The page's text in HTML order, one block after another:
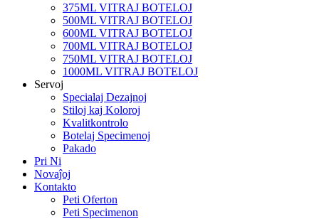
375ML VITRAJ BOTELOJ
500ML VITRAJ BOTELOJ
600ML VITRAJ BOTELOJ
700ML VITRAJ BOTELOJ
750ML VITRAJ BOTELOJ
1000ML VITRAJ BOTELOJ
Servoj
Specialaj Dezajnoj
Stiloj kaj Koloroj
Kvalitkontrolo
Botelaj Specimenoj
Pakado
Pri Ni
Novaĵoj
Kontakto
Peti Oferton
Peti Specimenon